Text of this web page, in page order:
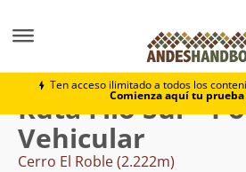
Ten acceso ilimitado a todos los
Comienza aquí tu
Cerro El Roble
Ruta Filo Sur -
Vehicular
Cerro El Roble (2.222m)